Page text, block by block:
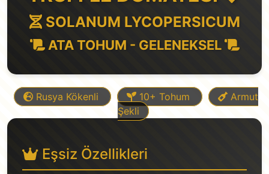
SOLANUM LYCOPERSICUM
ATA TOHUM - GELENEKSEL
Rusya Kökenli 10+ Tohum
Armut
Şekli
Eşsiz Özellikleri